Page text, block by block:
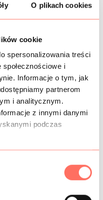
O plikach cookies
cookie
spersonalizowania treści
i
Informacje o tym, jak
partnerom
i analitycznym.
z innymi danymi
podczas
poliestru z domieszką
sprawia, że materiał
Jak większość krep
zwiększoną odporność
szary.
ale lejący. Posiada
z matowym finiszem.
materiał na garsonkę,
spodnie,